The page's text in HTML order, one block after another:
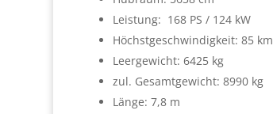
Leistung: 168 PS / 124 kW
Höchstgeschwindigkeit: 85
Leergewicht: 6425 kg
zul. Gesamtgewicht: 8990 kg
Länge: 7,8 m